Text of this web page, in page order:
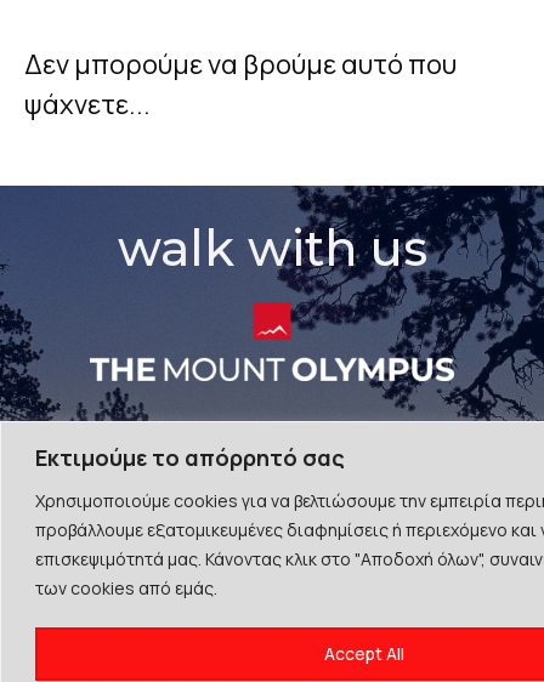
Εκτιμούμε το απόρρητό σας
Χρησιμοποιούμε cookies για να βελτιώσουμε την εμπειρία
προβάλλουμε εξατομικευμένες διαφημίσεις ή περιεχόμενο
επισκεψιμότητά μας. Κάνοντας κλικ στο "Αποδοχή όλων",
των cookies από εμάς.
Accept All
Δεν μπορούμε να βρούμε αυτό που
ψάχνετε...
walk with us
ΣΧΕΤΙΚΑ ΜΕ
Σχετικά με εμάς
Επικοινωνήστε μαζί μας
ΥΠΟΣΤΗΡΙΚΤΈΣ &
ΜΈΛΗ
Υποστηρικτές